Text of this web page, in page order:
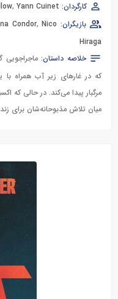
کارگردان:
, Yann Cuinet
بازیگران:
Condor, Nico
Hiraga
خلاصه داستان:ماجراجویی
که در غارهای زیر آب همراه با
مرگبار پیدا می‌کند. در حالی که
میان تلاش مذبوحانه‌شان برای